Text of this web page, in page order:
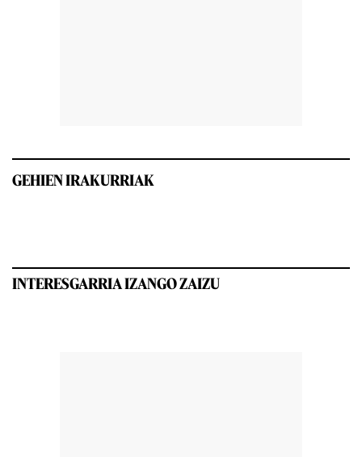
GEHIEN IRAKURRIAK
INTERESGARRIA IZANGO ZAIZU